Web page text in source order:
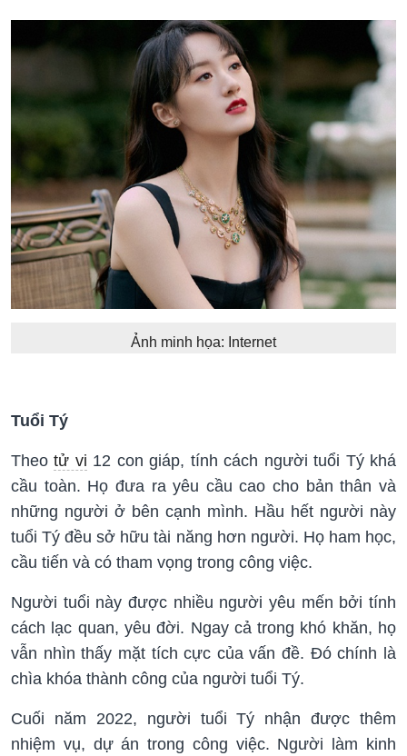
Ảnh minh họa: Internet
Tuổi Tý
Theotử vi 12 con giáp, tính cách người tuổi Tý khá
cầu toàn. Họ đưa ra yêu cầu cao cho bản thân và
những người ở bên cạnh mình. Hầu hết người này
tuổi Tý đều sở hữu tài năng hơn người. Họ ham học,
cầu tiến và có tham vọng trong công việc.
Người tuổi này được nhiều người yêu mến bởi tính
cách lạc quan, yêu đời. Ngay cả trong khó khăn, họ
vẫn nhìn thấy mặt tích cực của vấn đề. Đó chính là
chìa khóa thành công của người tuổi Tý.
Cuối năm 2022, người tuổi Tý nhận được thêm
nhiệm vụ, dự án trong công việc. Người làm kinh